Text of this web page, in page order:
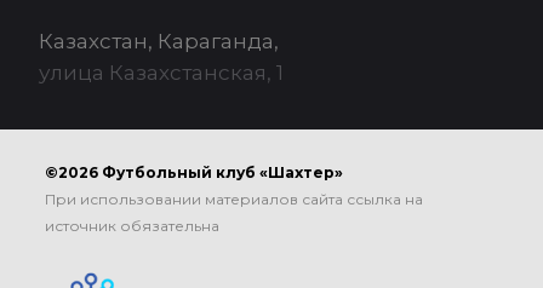
Казахстан, Караганда,
улица Казахстанская, 1
©2026 Футбольный клуб «Шахтер»
При использовании материалов сайта ссылка на
источник обязательна